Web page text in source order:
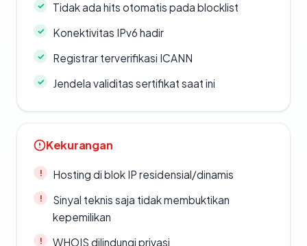
Tidak ada hits otomatis pada blocklist
Konektivitas IPv6 hadir
Registrar terverifikasi ICANN
Jendela validitas sertifikat saat ini
Kekurangan
Hosting di blok IP residensial/dinamis
Sinyal teknis saja tidak membuktikan
kepemilikan
WHOIS dilindungi privasi